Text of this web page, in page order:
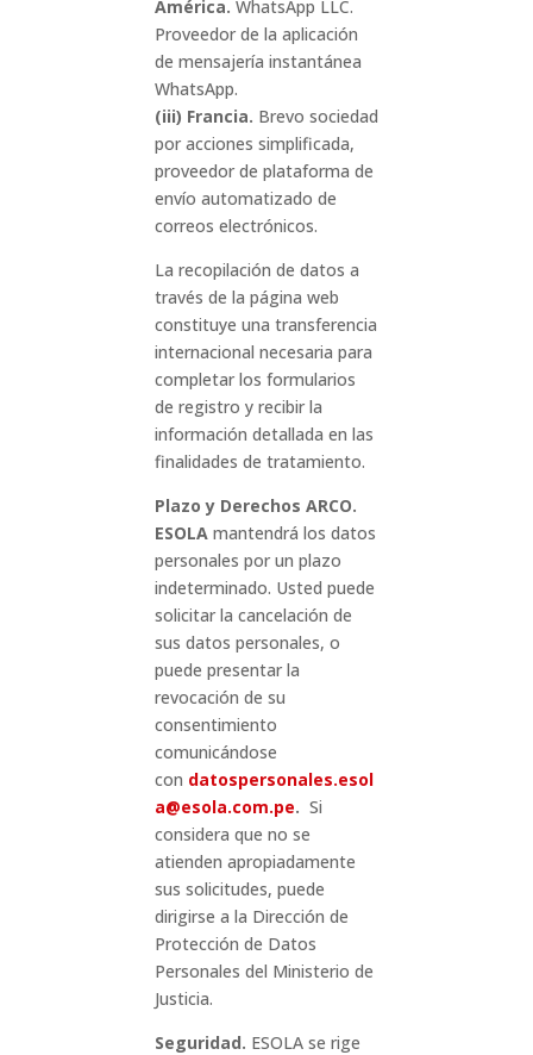
América. WhatsApp LLC.
Proveedor de la aplicación
de mensajería instantánea
WhatsApp.
(iii) Francia. Brevo sociedad
por acciones simplificada,
proveedor de plataforma de
envío automatizado de
correos electrónicos.
La recopilación de datos a
través de la página web
constituye una transferencia
internacional necesaria para
completar los formularios
de registro y recibir la
información detallada en las
finalidades de tratamiento.
Plazo y Derechos ARCO.
ESOLA mantendrá los datos
personales por un plazo
indeterminado. Usted puede
solicitar la cancelación de
sus datos personales, o
puede presentar la
revocación de su
consentimiento
comunicándose
con datospersonales.esol
a@esola.com.pe. Si
considera que no se
atienden apropiadamente
sus solicitudes, puede
dirigirse a la Dirección de
Protección de Datos
Personales del Ministerio de
Justicia.
Seguridad. ESOLA se rige